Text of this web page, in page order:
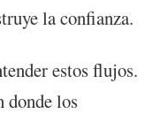
la confianza.
estos flujos.
donde los